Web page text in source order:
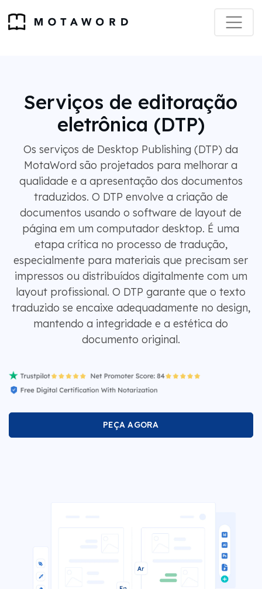
Serviços de editoração
eletrônica (DTP)
Os serviços de Desktop Publishing (DTP) da
MotaWord são projetados para melhorar a
qualidade e a apresentação dos documentos
traduzidos. O DTP envolve a criação de
documentos usando o software de layout de
página em um computador desktop. É uma
etapa crítica no processo de tradução,
especialmente para materiais que precisam ser
impressos ou distribuídos digitalmente com um
layout profissional. O DTP garante que o texto
traduzido se encaixe adequadamente no design,
mantendo a integridade e a estética do
documento original.
PEÇA AGORA